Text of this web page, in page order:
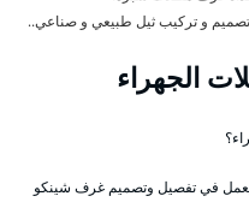
و تركيب ثيل طبيعي و صناعي..
الجهراء
يعمل في تفصيل وتصميم غرف شينكو